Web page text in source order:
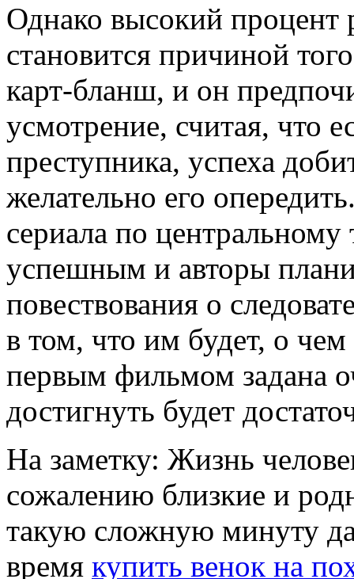
Однако высокий процент
становится причиной
карт-бланш, и он
усмотрение, считая, что
преступника, успеха
желательно его
сериала по центральному
успешным и авторы
повествования о
в том, что им будет, о чем
первым фильмом задана
достигнуть будет
На заметку: Жизнь
сожалению близкие и
такую сложную минуту
время купить венок на